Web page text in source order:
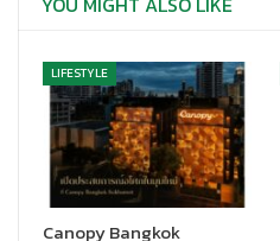
LIFESTYLE
Canopy Bangkok